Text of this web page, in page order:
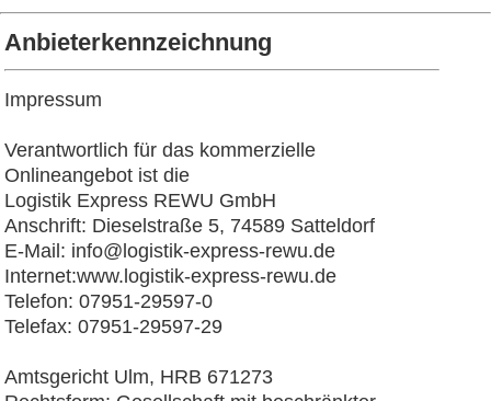
Anbieterkennzeichnung
Impressum
Verantwortlich für das kommerzielle
Onlineangebot ist die
Logistik Express REWU GmbH
Anschrift: Dieselstraße 5, 74589 Satteldorf
E-Mail: info@logistik-express-rewu.de
Internet:www.logistik-express-rewu.de
Telefon: 07951-29597-0
Telefax: 07951-29597-29
Amtsgericht Ulm, HRB 671273